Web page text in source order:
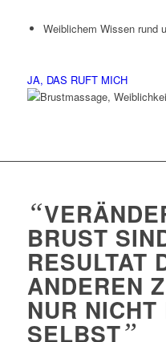
Weiblichem Wissen rund
JA, DAS RUFT MICH
“
BRUST
RESULTAT
ANDEREN
NUR NICHT
SELBST”